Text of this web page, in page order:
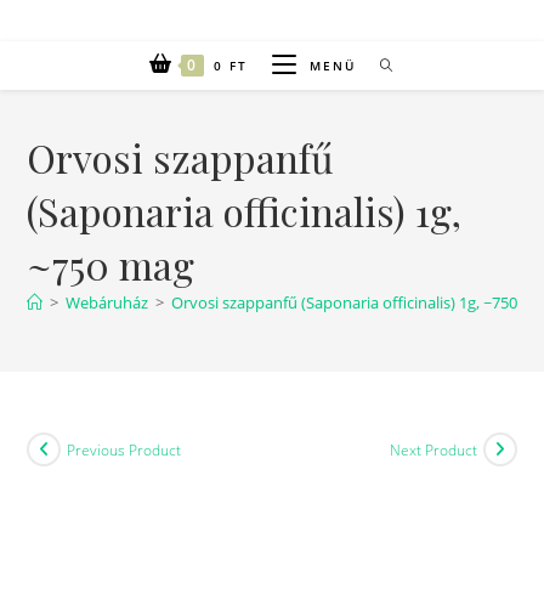
0 0 FT MENÜ
Orvosi szappanfű
(Saponaria officinalis) 1g,
~750 mag
> Webáruház > Orvosi szappanfű (Saponaria officinalis) 1g, ~750
Previous Product Next Product